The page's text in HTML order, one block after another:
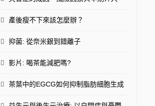
產後瘦不下來該怎麼辦？
抑菌: 從奈米銀到錯離子
影片: 喝茶能減肥嗎?
茶葉中的EGCG如何抑制脂肪細胞生成